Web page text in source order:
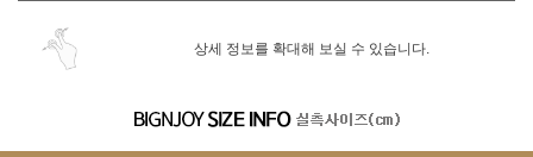
상세 정보를 확대해 보실 수 있습니다.